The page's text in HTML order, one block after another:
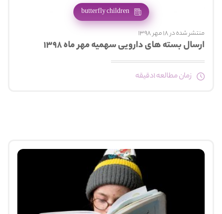
butterfly children
منتشر شده در 18 مهر 1398
ارسال بسته های دارویی سهمیه مهر ماه ۱۳۹۸
زمان مطالعه 1دقیقه